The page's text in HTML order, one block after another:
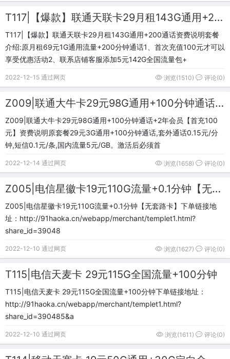
T117|【爆款】联通天联卡29月租143G通用+200通话
T117|【爆款】联通天联卡29月租143G通用+200通话资费说明套餐
介绍:原月租69元1G通用流量+200分钟通话1、首次充值100元才可以
享受优惠活动2、联系店铺客服添加5元142G全国流量包+
2022-12-15 通过网页 浏览(1510) 评论(0)
Z009|联通大牛卡29元98G通用+100分钟通话+2年会员【首充100元】
Z009|联通大牛卡29元98G通用+100分钟通话+2年会员【首充100
元】资费说明原套餐29元3G通用+100分钟通话,套外通话0.15元/分
钟,短信0.1元/条,国内流量5元/GB。激活后必须首
2022-12-14 通过网页 浏览(1658) 评论(0)
Z005|电信星徽卡19元110G流量+0.1分钟【无套路卡】
Z005|电信星徽卡19元110G流量+0.1分钟【无套路卡】下单链接地
址：http://91haoka.cn/webapp/merchant/templet1.html?
share_id=39048
2022-12-10 通过网页 浏览(1627) 评论(0)
T115|电信天麦卡 29元115G全国流量+100分钟
T115|电信天麦卡 29元115G全国流量+100分钟下单链接地址：
http://91haoka.cn/webapp/merchant/templet1.html?
share_id=390485&a
2022-12-10 通过网页 浏览(1611) 评论(0)